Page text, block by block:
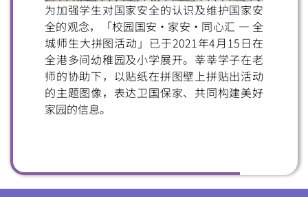
为加强学生对国家安全的认识及维护国家安
全的观念，「校园国安・家安・同心汇 — 全
城师生大拼图活动」已于2021年4月15日在
全港多间幼稚园及小学展开。莘莘学子在老
师的协助下，以贴纸在拼图壁上拼贴出活动
的主题图像，表达卫国保家、共同构建美好
家园的信息。
微信 微博 小红书